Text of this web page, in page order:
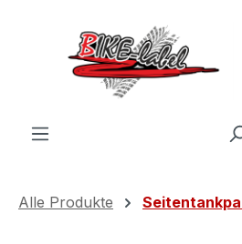
Zum Hauptinhalt springen
Alle Produkte